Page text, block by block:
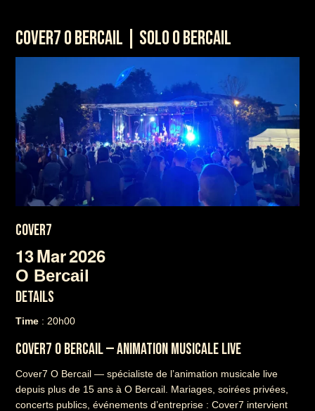
COVER7 O BERCAIL | SOLO O BERCAIL
COVER7
13Mar2026
O Bercail
DETAILS
Time : 20h00
COVER7 O BERCAIL — ANIMATION MUSICALE LIVE
Cover7 O Bercail — spécialiste de l’animation musicale live
depuis plus de 15 ans à O Bercail. Mariages, soirées privées,
concerts publics, événements d’entreprise : Cover7 intervient